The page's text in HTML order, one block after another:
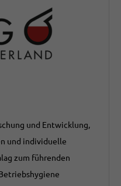
und Entwicklung,
und individuelle
zum führenden